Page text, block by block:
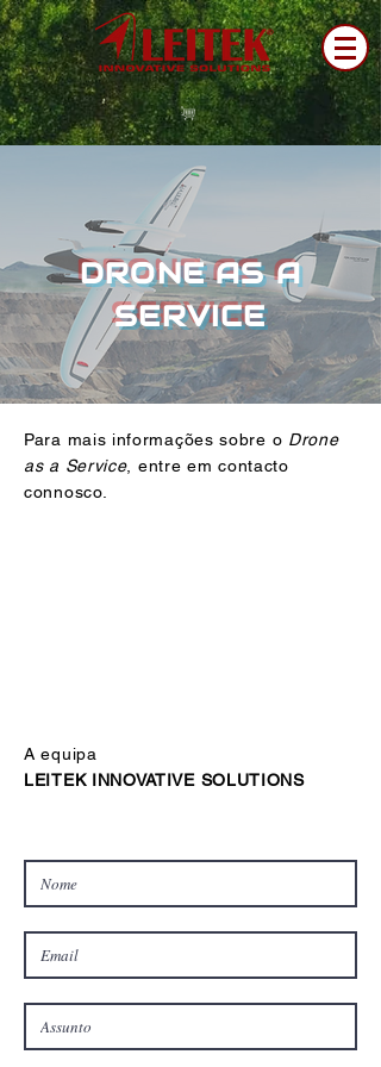
CONTACTE-NOS
Para mais informações sobre o Drone
as a Service, entre em contacto
connosco.
A equipa
LEITEK INNOVATIVE SOLUTIONS
DRONE AS A
SERVICE